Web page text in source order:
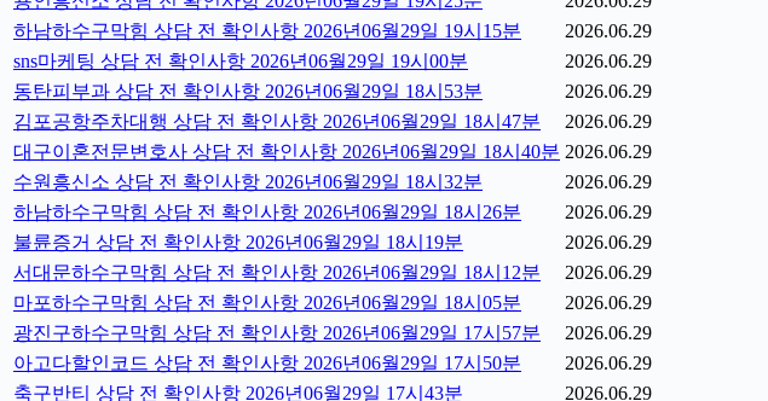
하남하수구막힘 상담 전 확인사항 2026년06월29일 19시15분
2026.06.29
sns마케팅 상담 전 확인사항 2026년06월29일 19시00분
2026.06.29
동탄피부과 상담 전 확인사항 2026년06월29일 18시53분
2026.06.29
김포공항주차대행 상담 전 확인사항 2026년06월29일 18시47분
2026.06.29
대구이혼전문변호사 상담 전 확인사항 2026년06월29일 18시40분 2026.06.29
수원흥신소 상담 전 확인사항 2026년06월29일 18시32분
2026.06.29
하남하수구막힘 상담 전 확인사항 2026년06월29일 18시26분
2026.06.29
불륜증거 상담 전 확인사항 2026년06월29일 18시19분
2026.06.29
서대문하수구막힘 상담 전 확인사항 2026년06월29일 18시12분
2026.06.29
마포하수구막힘 상담 전 확인사항 2026년06월29일 18시05분
2026.06.29
광진구하수구막힘 상담 전 확인사항 2026년06월29일 17시57분
2026.06.29
아고다할인코드 상담 전 확인사항 2026년06월29일 17시50분
2026.06.29
축구반티 상담 전 확인사항 2026년06월29일 17시43분
2026.06.29